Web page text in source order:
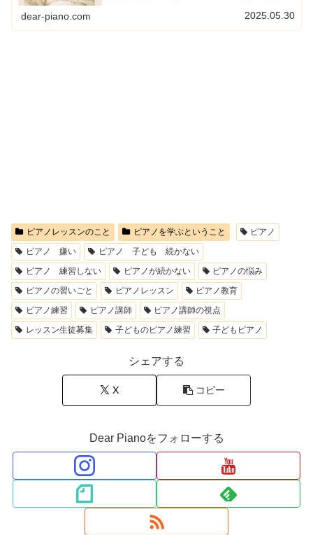
dear-piano.com 2025.05.30
ピアノレッスンのこと ピアノを学ぶということ
ピアノ
ピアノ 嫌い
ピアノ 子ども 続かない
ピアノ 練習しない
ピアノが続かない
ピアノの悩み
ピアノの習いごと
ピアノレッスン
ピアノ教育
ピアノ練習
ピアノ講師
ピアノ講師の視点
レッスン生徒募集
子どものピアノ練習 子どもピアノ
シェアする
X コピー
Dear Pianoをフォローする